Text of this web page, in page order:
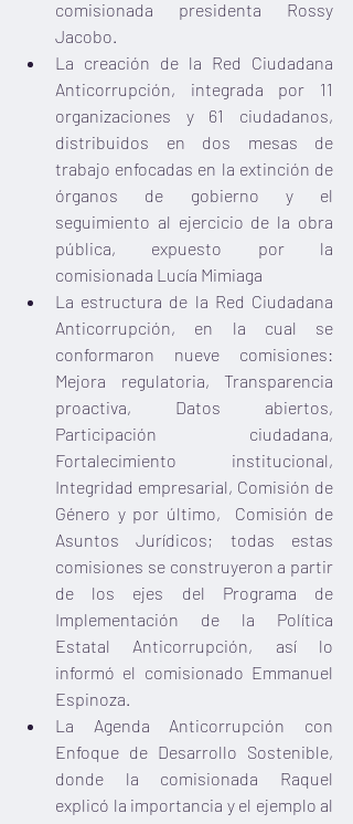
comisionada presidenta Rossy
Jacobo.
La creación de la Red Ciudadana
Anticorrupción, integrada por 11
organizaciones y 61 ciudadanos,
distribuidos en dos mesas de
trabajo enfocadas en la extinción de
órganos de gobierno y el
seguimiento al ejercicio de la obra
pública, expuesto por la
comisionada Lucía Mimiaga
La estructura de la Red Ciudadana
Anticorrupción, en la cual se
conformaron nueve comisiones:
Mejora regulatoria, Transparencia
proactiva, Datos abiertos,
Participación ciudadana,
Fortalecimiento institucional,
Integridad empresarial, Comisión de
Género y por último,  Comisión de
Asuntos Jurídicos; todas estas
comisiones se construyeron a partir
de los ejes del Programa de
Implementación de la Política
Estatal Anticorrupción, así lo
informó el comisionado Emmanuel
Espinoza.
La Agenda Anticorrupción con
Enfoque de Desarrollo Sostenible,
donde la comisionada Raquel
explicó la importancia y el ejemplo al